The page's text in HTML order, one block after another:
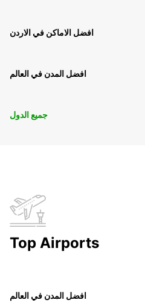
افضل الاماكن في الاردن
افضل المدن في العالم
جميع الدول
Top Airports
افضل المدن في العالم